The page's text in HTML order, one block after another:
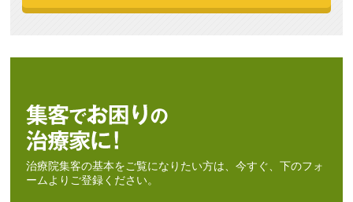
治療院集客の基本をご覧になりたい方は、今すぐ、下のフォ
ームよりご登録ください。